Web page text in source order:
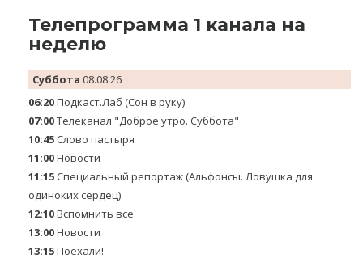
Телепрограмма 1 канала на
неделю
Суббота 08.08.26
06:20Подкаст.Лаб (Сон в руку)
07:00Телеканал "Доброе утро. Суббота"
10:45Слово пастыря
11:00Новости
11:15Специальный репортаж (Альфонсы. Ловушка для
одиноких сердец)
12:10Вспомнить все
13:00Новости
13:15Поехали!